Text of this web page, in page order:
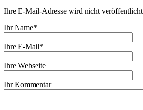
Ihre E-Mail-Adresse wird nicht veröffentlicht
Ihr Name*
Ihre E-Mail*
Ihre Webseite
Ihr Kommentar